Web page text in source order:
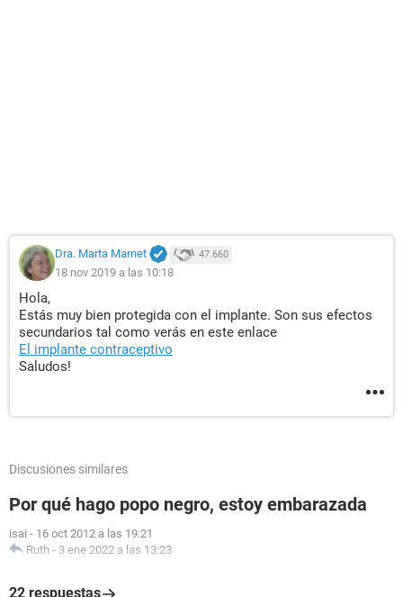
Dra. Marta Marnet 47.660
18 nov 2019 a las 10:18
Hola,
Estás muy bien protegida con el implante. Son sus efectos
secundarios tal como verás en este enlace
El implante contraceptivo
Saludos!
Discusiones similares
Por qué hago popo negro, estoy embarazada
isai - 16 oct 2012 a las 19:21
Ruth - 3 ene 2022 a las 13:23
22 respuestas